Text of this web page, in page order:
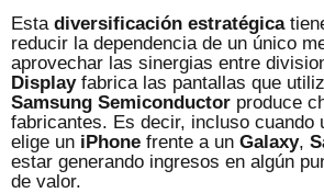
Esta diversificación estratégica
reducir la dependencia de un único
aprovechar las sinergias entre
Displayfabrica las pantallas que
Samsung Semiconductor produce
fabricantes. Es decir, incluso cuando
elige un iPhone frente a un Galaxy,
estar generando ingresos en algún
de valor.